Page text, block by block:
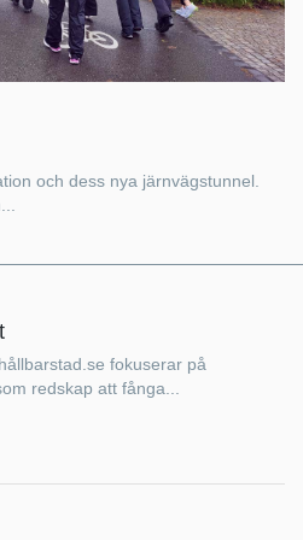
och dess nya järnvägstunnel.
fokuserar på
redskap att fånga...